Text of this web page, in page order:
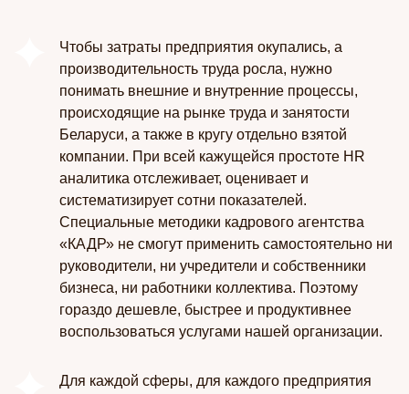
Чтобы затраты предприятия окупались, а
производительность труда росла, нужно
понимать внешние и внутренние процессы,
происходящие на рынке труда и занятости
Беларуси, а также в кругу отдельно взятой
компании. При всей кажущейся простоте HR
аналитика отслеживает, оценивает и
систематизирует сотни показателей.
Специальные методики кадрового агентства
«КАДР» не смогут применить самостоятельно ни
руководители, ни учредители и собственники
бизнеса, ни работники коллектива. Поэтому
гораздо дешевле, быстрее и продуктивнее
воспользоваться услугами нашей организации.
Для каждой сферы, для каждого предприятия